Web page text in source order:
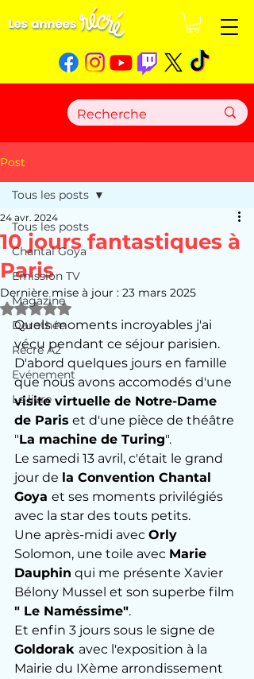
Post
Tous les posts
Chantal Goya
Emission TV
Magazine
Dorothée
Récré A2
Evénement
Le livre
Tous les posts
10 jours fantastiques à
Paris
24 avr. 2024
Dernière mise à jour : 23 mars 2025
Noté NaN étoiles sur 5.
Quels moments incroyables j'ai
vécu pendant ce séjour parisien.
D'abord quelques jours en famille
que nous avons accomodés d'une
visite virtuelle de Notre-Dame
de Paris et d'une pièce de théâtre
"La machine de Turing".
Le samedi 13 avril, c'était le grand
jour de la Convention Chantal
Goya et ses moments privilégiés
avec la star des touts petits.
Une après-midi avec Orly
Solomon, une toile avec Marie
Dauphin qui me présente Xavier
Bélony Mussel et son superbe film
" Le Naméssime".
Et enfin 3 jours sous le signe de
Goldorak avec l'exposition à la
Mairie du IXème arrondissement